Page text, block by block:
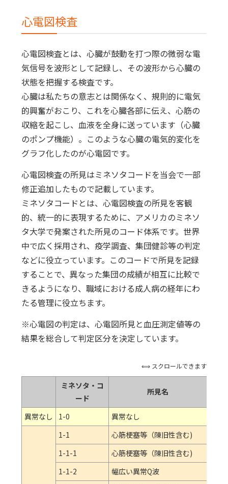
心電図検査
心電図検査とは、心臓が鼓動を打つ際の微弱な電
気信号を波形として記録し、その波形から心臓の
状態を把握する検査です。
心臓は私たちの意志とは関係なく、規則的に電気
的興奮がおこり、これを心臓各部に伝え、心筋の
収縮を起こし、血液を全身に送っています（心臓
のポンプ機能）。このような心臓の電気的変化を
グラフ化したのが心電図です。
心電図検査の所見はミネソタコードを当会で一部
修正追加したもので記載しています。
ミネソタコードとは、心電図検査の所見を客観
的、統一的に表現するために、アメリカのミネソ
タ大学で発案された所見のコード体系です。世界
中で広く採用され、疫学調査、集団健診等の判定
などに役立っています。このコードで所見を記録
することで、異なった集団の成績が相互に比較で
きるようになり、職域における成人病の経年にわ
たる管理に役立ちます。
※心電図の判定は、心電図所見と血圧測定値等の
結果を総合して判定区分を決定しています。
⟺ スクロールできます
ミネソタ・コ
ード
所見名
異常なし 1-0 異常なし
1-1
心筋梗塞等（陳旧性含む)
1-1-1
心筋梗塞等（陳旧性含む)
1-1-2
幅広い異常Q波